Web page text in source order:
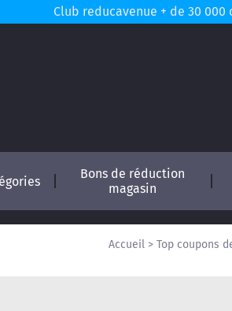
Club reducavenue + de 30 000
Bons de réduction
magasin
Accueil > Top coupons